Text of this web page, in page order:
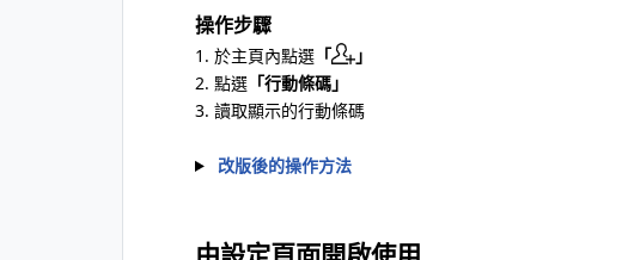
操作步驟
1. 於主頁內點選 「
」
2. 點選 「行動條碼」
3. 讀取顯示的行動條碼
改版後的操作方法